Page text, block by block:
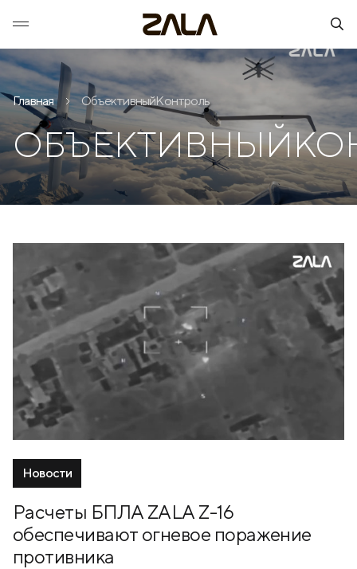
Главная ОбъективныйКонтроль
Новости
Расчеты БПЛА ZALA Z-16
обеспечивают огневое поражение
противника